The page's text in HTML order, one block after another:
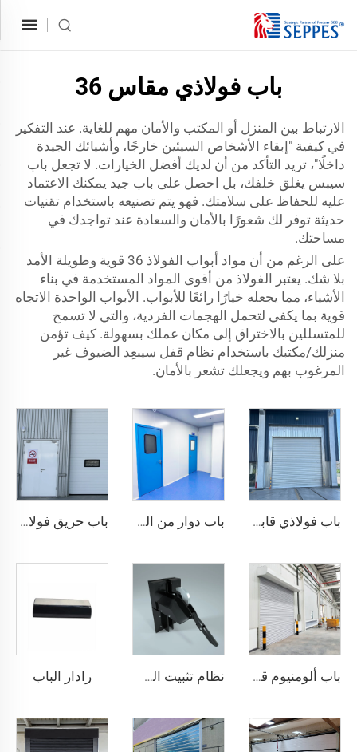
باب فولاذي مقاس 36
الارتباط بين المنزل أو المكتب والأمان مهم للغاية. عند التفكير
في كيفية "إبقاء الأشخاص السيئين خارجًا، وأشيائك الجيدة
داخلًا"، تريد التأكد من أن لديك أفضل الخيارات. لا تجعل باب
سيبس يغلق خلفك، بل احصل على باب جيد يمكنك الاعتماد
عليه للحفاظ على سلامتك. فهو يتم تصنيعه باستخدام تقنيات
حديثة توفر لك شعورًا بالأمان والسعادة عند تواجدك في
مساحتك.
على الرغم من أن مواد أبواب الفولاذ 36 قوية وطويلة الأمد
بلا شك. يعتبر الفولاذ من أقوى المواد المستخدمة في بناء
الأشياء، مما يجعله خيارًا رائعًا للأبواب. الأبواب الواحدة الاتجاه
قوية بما يكفي لتحمل الهجمات الفردية، والتي لا تسمح
للمتسللين بالاختراق إلى مكان عملك بسهولة. كيف تؤمن
منزلك/مكتبك باستخدام نظام قفل سيبعِد الضيوف غير
المرغوب بهم ويجعلك تشعر بالأمان.
باب فولاذي قابل للطي باب دوار من الفولاذ باب حريق فولاذي
باب ألومنيوم قابل للطي نظام تثبيت الشاحنات رادار الباب